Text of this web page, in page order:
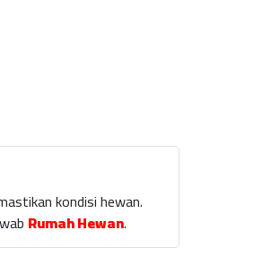
kondisi hewan.
Rumah Hewan.